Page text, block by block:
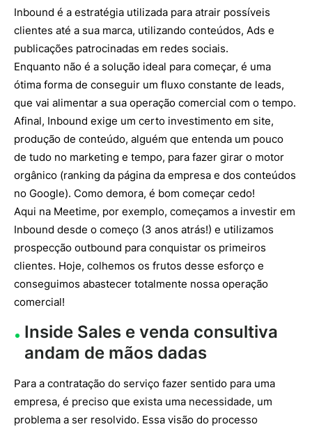
Inbound é a estratégia utilizada para atrair possíveis
clientes até a sua marca, utilizando conteúdos, Ads e
publicações patrocinadas em redes sociais.
Enquanto não é a solução ideal para começar, é uma
ótima forma de conseguir um fluxo constante de leads,
que vai alimentar a sua operação comercial com o tempo.
Afinal, Inbound exige um certo investimento em site,
produção de conteúdo, alguém que entenda um pouco
de tudo no marketing e tempo, para fazer girar o motor
orgânico (ranking da página da empresa e dos conteúdos
no Google). Como demora, é bom começar cedo!
Aqui na Meetime, por exemplo, começamos a investir em
Inbound desde o começo (3 anos atrás!) e utilizamos
prospecção outbound para conquistar os primeiros
clientes. Hoje, colhemos os frutos desse esforço e
conseguimos abastecer totalmente nossa operação
comercial!
Inside Sales e venda consultiva
andam de mãos dadas
Para a contratação do serviço fazer sentido para uma
empresa, é preciso que exista uma necessidade, um
problema a ser resolvido. Essa visão do processo